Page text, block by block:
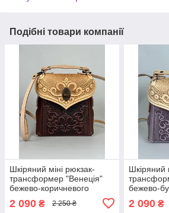
Подібні товари компанії
Шкіряний міні рюкзак-
трансформер "Венеція"
бежево-коричневого
2 090 ₴ 2 250 ₴
Шкіряний
бежево-
2 090₴